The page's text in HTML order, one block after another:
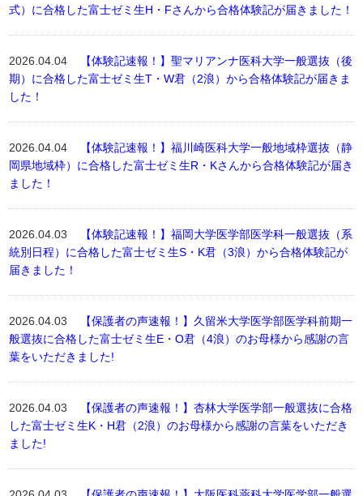
式）に合格した富士ゼミ生H・Fさんから合格体験記が届きました！
2026.04.04
【体験記速報！】聖マリアンナ医科大学一般選抜（後
期）に合格した富士ゼミ生T・W君（2浪）から合格体験記が届きま
した！
2026.04.04
【体験記速報！】福川崎医科大学一般地域枠選抜（静
岡県地域枠）に合格した富士ゼミ生R・Kさんから合格体験記が届き
ました！
2026.04.03
【体験記速報！】福岡大学医学部医学科一般選抜（系
統別日程）に合格した富士ゼミ生S・K君（3浪）から合格体験記が
届きました！
2026.04.03
【保護者の声速報！】久留米大学医学部医学科前期一
般選抜に合格した富士ゼミ生E・O君（4浪）のお母様から感謝の言
葉をいただきました!
2026.04.03
【保護者の声速報！】杏林大学医学部一般選抜に合格
した富士ゼミ生K・H君（2浪）のお母様から感謝の言葉をいただき
ました!